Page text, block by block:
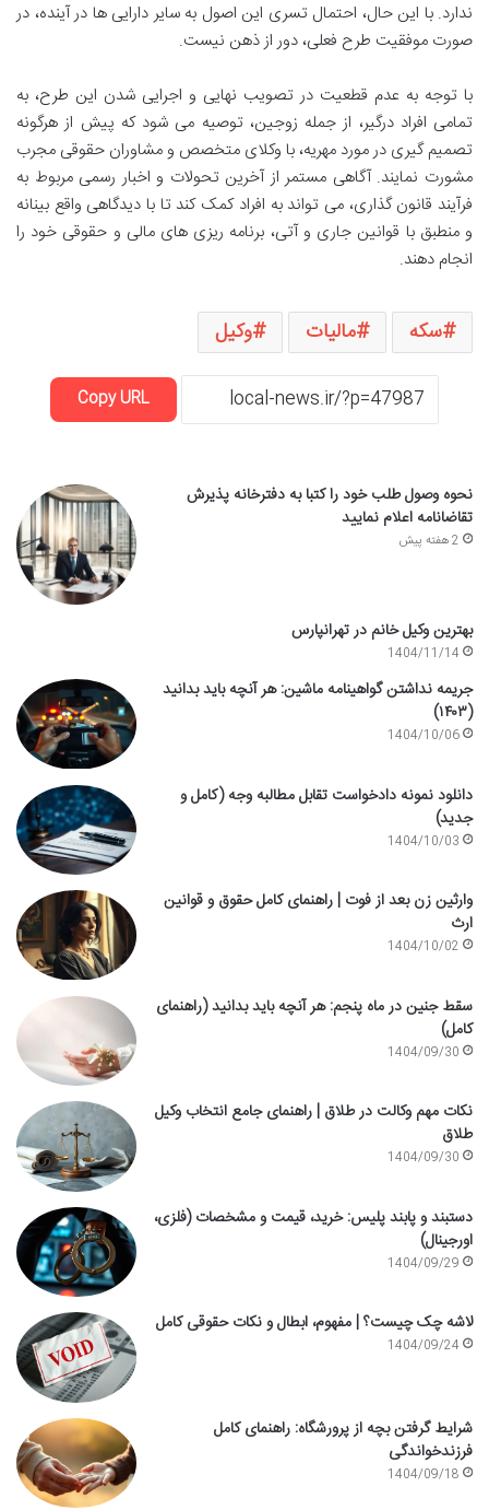
ندارد. با این حال، احتمال تسری این اصول به سایر دارایی ها در آینده، در
صورت موفقیت طرح فعلی، دور از ذهن نیست.
با توجه به عدم قطعیت در تصویب نهایی و اجرایی شدن این طرح، به
تمامی افراد درگیر، از جمله زوجین، توصیه می شود که پیش از هرگونه
تصمیم گیری در مورد مهریه، با وکلای متخصص و مشاوران حقوقی مجرب
مشورت نمایند. آگاهی مستمر از آخرین تحولات و اخبار رسمی مربوط به
فرآیند قانون گذاری، می تواند به افراد کمک کند تا با دیدگاهی واقع بینانه
و منطبق با قوانین جاری و آتی، برنامه ریزی های مالی و حقوقی خود را
انجام دهند.
سکه مالیات وکیل
Copy URL
نحوه وصول طلب خود را کتبا به دفترخانه پذیرش
تقاضانامه اعلام نمایید
2 هفته پیش
بهترین وکیل خانم در تهرانپارس
1404/11/14
جریمه نداشتن گواهینامه ماشین: هر آنچه باید بدانید
(۱۴۰۳)
1404/10/06
دانلود نمونه دادخواست تقابل مطالبه وجه (کامل و
جدید)
1404/10/03
وارثین زن بعد از فوت | راهنمای کامل حقوق و قوانین
ارث
1404/10/02
سقط جنین در ماه پنجم: هر آنچه باید بدانید (راهنمای
کامل)
1404/09/30
نکات مهم وکالت در طلاق | راهنمای جامع انتخاب وکیل
طلاق
1404/09/30
دستبند و پابند پلیس: خرید، قیمت و مشخصات (فلزی،
اورجینال)
1404/09/29
لاشه چک چیست؟ | مفهوم، ابطال و نکات حقوقی کامل
1404/09/24
شرایط گرفتن بچه از پرورشگاه: راهنمای کامل
فرزندخواندگی
1404/09/18